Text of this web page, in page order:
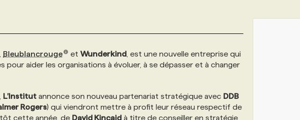
Bleublancrouge et Wunderkind, est une nouvelle entreprise qui
aider les organisations à évoluer, à se dépasser et à changer
L’Institut annonce son nouveau partenariat stratégique avec DDB
Rogers) qui viendront mettre à profit leur réseau respectif de
tôt cette année, de David Kincaid à titre de conseiller en stratégie